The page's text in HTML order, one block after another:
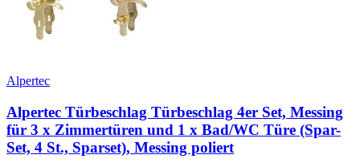
Alpertec
Alpertec Türbeschlag Türbeschlag 4er Set, Messing
für 3 x Zimmertüren und 1 x Bad/WC Türe (Spar-
Set, 4 St., Sparset), Messing poliert